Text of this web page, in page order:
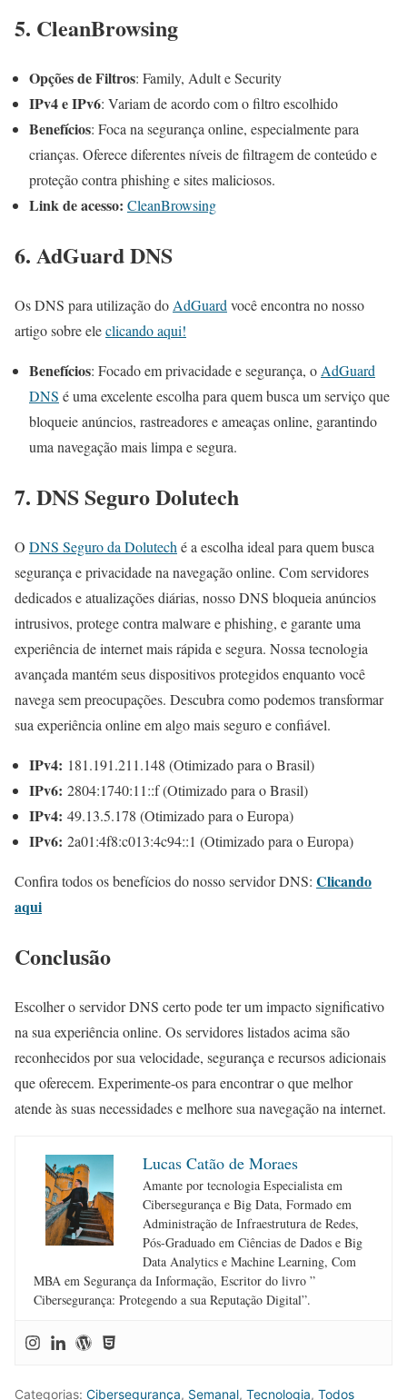
5. CleanBrowsing
Opções de Filtros: Family, Adult e Security
IPv4 e IPv6: Variam de acordo com o filtro escolhido
Benefícios: Foca na segurança online, especialmente para
crianças. Oferece diferentes níveis de filtragem de conteúdo e
proteção contra phishing e sites maliciosos​​.
Link de acesso: CleanBrowsing
6. AdGuard DNS
Os DNS para utilização do AdGuard você encontra no nosso
artigo sobre eleclicando aqui!
Benefícios: Focado em privacidade e segurança, o AdGuard
DNS é uma excelente escolha para quem busca um serviço que
bloqueie anúncios, rastreadores e ameaças online, garantindo
uma navegação mais limpa e segura​​.
7. DNS Seguro Dolutech
O DNS Seguro da Dolutech é a escolha ideal para quem busca
segurança e privacidade na navegação online. Com servidores
dedicados e atualizações diárias, nosso DNS bloqueia anúncios
intrusivos, protege contra malware e phishing, e garante uma
experiência de internet mais rápida e segura. Nossa tecnologia
avançada mantém seus dispositivos protegidos enquanto você
navega sem preocupações. Descubra como podemos transformar
sua experiência online em algo mais seguro e confiável.
IPv4: 181.191.211.148 (Otimizado para o Brasil)
IPv6: 2804:1740:11::f (Otimizado para o Brasil)
IPv4: 49.13.5.178 (Otimizado para o Europa)
IPv6: 2a01:4f8:c013:4c94::1 (Otimizado para o Europa)
Confira todos os benefícios do nosso servidor DNS: Clicando
aqui
Conclusão
Escolher o servidor DNS certo pode ter um impacto significativo
na sua experiência online. Os servidores listados acima são
reconhecidos por sua velocidade, segurança e recursos adicionais
que oferecem. Experimente-os para encontrar o que melhor
atende às suas necessidades e melhore sua navegação na internet.
Lucas Catão de Moraes
Amante por tecnologia Especialista em
Cibersegurança e Big Data, Formado em
Administração de Infraestrutura de Redes,
Pós-Graduado em Ciências de Dados e Big
Data Analytics e Machine Learning, Com
MBA em Segurança da Informação, Escritor do livro ”
Cibersegurança: Protegendo a sua Reputação Digital”.
Categorias: Cibersegurança, Semanal, Tecnologia, Todos